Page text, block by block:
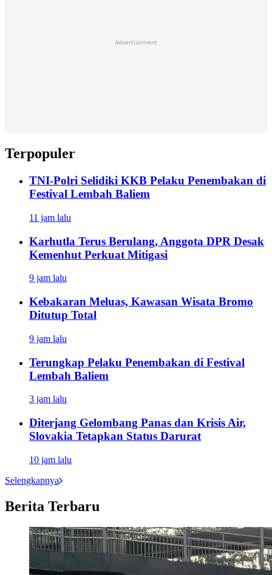
Advertisement
Terpopuler
TNI-Polri Selidiki KKB Pelaku Penembakan di
Festival Lembah Baliem
11 jam lalu
Karhutla Terus Berulang, Anggota DPR Desak
Kemenhut Perkuat Mitigasi
9 jam lalu
Kebakaran Meluas, Kawasan Wisata Bromo
Ditutup Total
9 jam lalu
Terungkap Pelaku Penembakan di Festival
Lembah Baliem
3 jam lalu
Diterjang Gelombang Panas dan Krisis Air,
Slovakia Tetapkan Status Darurat
10 jam lalu
Selengkapnya
Berita Terbaru